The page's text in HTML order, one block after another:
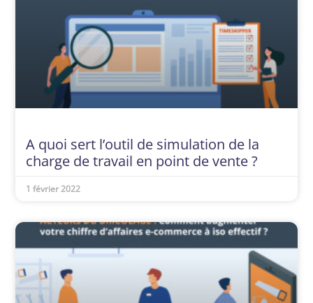
A quoi sert l’outil de simulation de la
charge de travail en point de vente ?
1 février 2022